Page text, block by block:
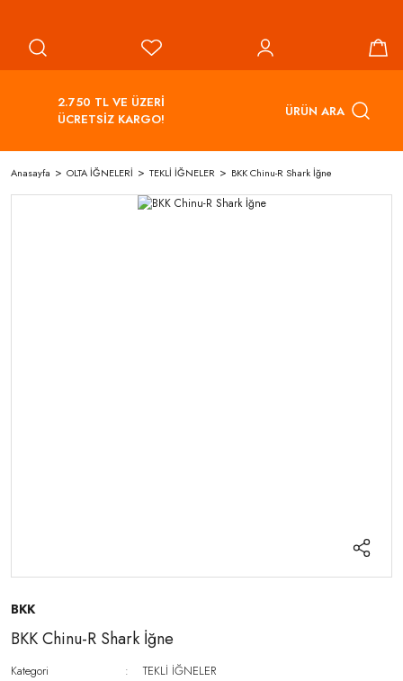
2.750 TL VE ÜZERİ
ÜCRETSİZ KARGO!
ÜRÜN ARA
Anasayfa OLTA İĞNELERİ TEKLİ İĞNELER BKK Chinu-R Shark İğne
BKK
BKK Chinu-R Shark İğne
Kategori
TEKLİ İĞNELER